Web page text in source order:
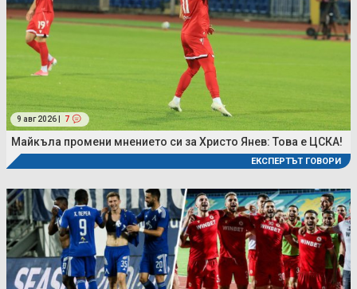
9 авг 2026 | 7
Майкъла промени мнението си за Христо Янев: Това е ЦСКА!
ЕКСПЕРТЪТ ГОВОРИ